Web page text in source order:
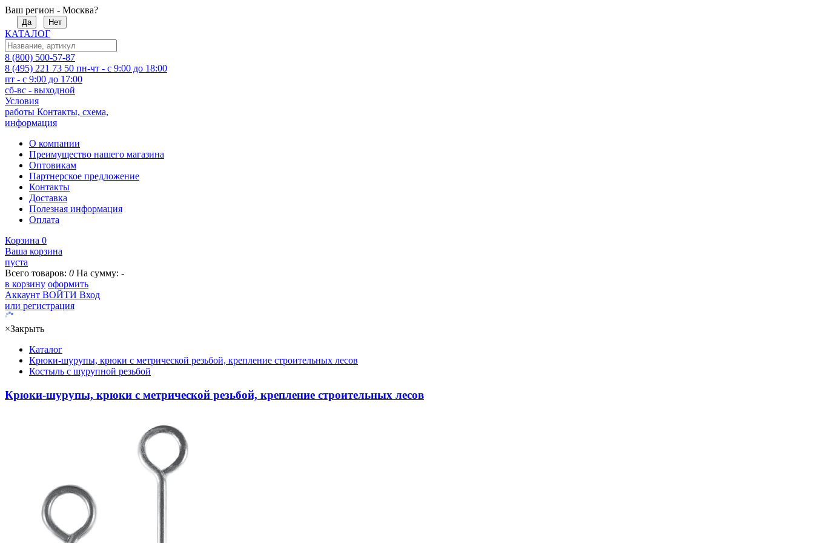
Ваш регион - Москва?
Да Нет
КАТАЛОГ
8 (800) 500-57-87
8 (495) 221 73 50 пн-чт - с 9:00 до 18:00
пт - с 9:00 до 17:00
сб-вс - выходной
Условия
работы Контакты, схема,
информация
О компании
Преимущество нашего магазина
Оптовикам
Партнерское предложение
Контакты
Доставка
Полезная информация
Оплата
Корзина 0
Ваша корзина
пуста
Всего товаров: 0 На сумму: -
в корзину оформить
Аккаунт ВОЙТИ Вход
или регистрация
×Закрыть
Каталог
Крюки-шурупы, крюки с метрической резьбой, крепление строительных лесов
Костыль с шурупной резьбой
Крюки-шурупы, крюки с метрической резьбой, крепление строительных лесов